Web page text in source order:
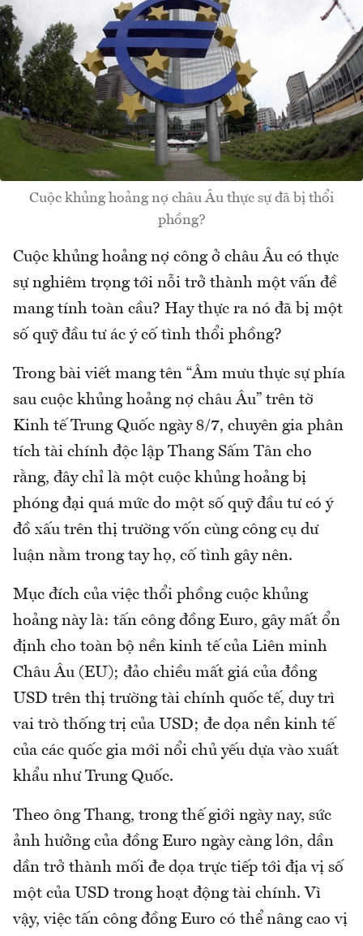
Cuộc khủng hoảng nợ châu Âu thực sự đã bị thổi
phồng?
Cuộc khủng hoảng nợ công ở châu Âu có thực
sự nghiêm trọng tới nỗi trở thành một vấn đề
mang tính toàn cầu? Hay thực ra nó đã bị một
số quỹ đầu tư ác ý cố tình thổi phồng?
Trong bài viết mang tên “Âm mưu thực sự phía
sau cuộc khủng hoảng nợ châu Âu” trên tờ
Kinh tế Trung Quốc ngày 8/7, chuyên gia phân
tích tài chính độc lập Thang Sấm Tân cho
rằng, đây chỉ là một cuộc khủng hoảng bị
phóng đại quá mức do một số quỹ đầu tư có ý
đồ xấu trên thị trường vốn cùng công cụ dư
luận nằm trong tay họ, cố tình gây nên.
Mục đích của việc thổi phồng cuộc khủng
hoảng này là: tấn công đồng Euro, gây mất ổn
định cho toàn bộ nền kinh tế của Liên minh
Châu Âu (EU); đảo chiều mất giá của đồng
USD trên thị trường tài chính quốc tế, duy trì
vai trò thống trị của USD; đe dọa nền kinh tế
của các quốc gia mới nổi chủ yếu dựa vào xuất
khẩu như Trung Quốc.
Theo ông Thang, trong thế giới ngày nay, sức
ảnh hưởng của đồng Euro ngày càng lớn, dần
dần trở thành mối đe dọa trực tiếp tới địa vị số
một của USD trong hoạt động tài chính. Vì
vậy, việc tấn công đồng Euro có thể nâng cao vị